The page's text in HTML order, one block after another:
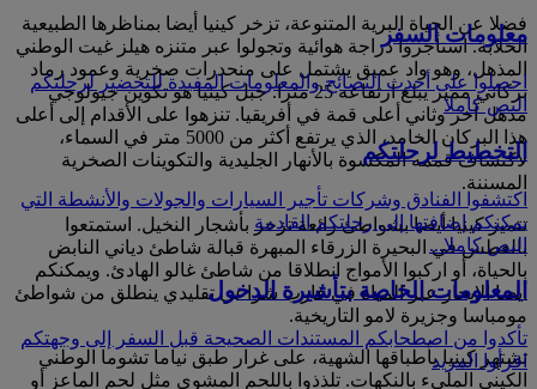
فضلا عن الحياة البرية المتنوعة، تزخر كينيا أيضا بمناظرها الطبيعية
الخلابة. استأجروا دراجة هوائية وتجولوا عبر متنزه هيلز غيت الوطني
المذهل، وهو واد عميق يشتمل على منحدرات صخرية وعمود رماد
بركاني مميز يبلغ ارتفاعه 25 مترا. جبل كينيا هو تكوين جيولوجي
مذهل آخر وثاني أعلى قمة في أفريقيا. تنزهوا على الأقدام إلى أعلى
هذا البركان الخامد، الذي يرتفع أكثر من 5000 متر في السماء،
لاكتشاف قممه المكسوة بالأنهار الجليدية والتكوينات الصخرية
المسننة.
تتميز كينيا أيضا بشواطئ رائعة تزخر بأشجار النخيل. استمتعوا
بالغطس في البحيرة الزرقاء المبهرة قبالة شاطئ دياني النابض
بالحياة، أو اركبوا الأمواج انطلاقا من شاطئ غالو الهادئ. ويمكنكم
أيضا الإبحار عبر المياه في قارب شراعي تقليدي ينطلق من شواطئ
مومباسا وجزيرة لامو التاريخية.
تشتهر كينيا بأطباقها الشهية، على غرار طبق نياما تشوما الوطني
الكيني المليء بالنكهات. تلذذوا باللحم المشوي مثل لحم الماعز أو
معلومات السفر
احصلوا على أحدث النصائح والمعلومات المفيدة للتحضير لرحلتكم
النص كاملا
التخطيط لرحلتكم
اكتشفوا الفنادق وشركات تأجير السيارات والجولات والأنشطة التي
يمكنكم إضافتها إلى رحلتكم القادمة
النص كاملا...
المعلومات الخاصة بتأشيرة الدخول
تأكدوا من اصطحابكم المستندات الصحيحة قبل السفر إلى وجهتكم
اقرأوا المزيد